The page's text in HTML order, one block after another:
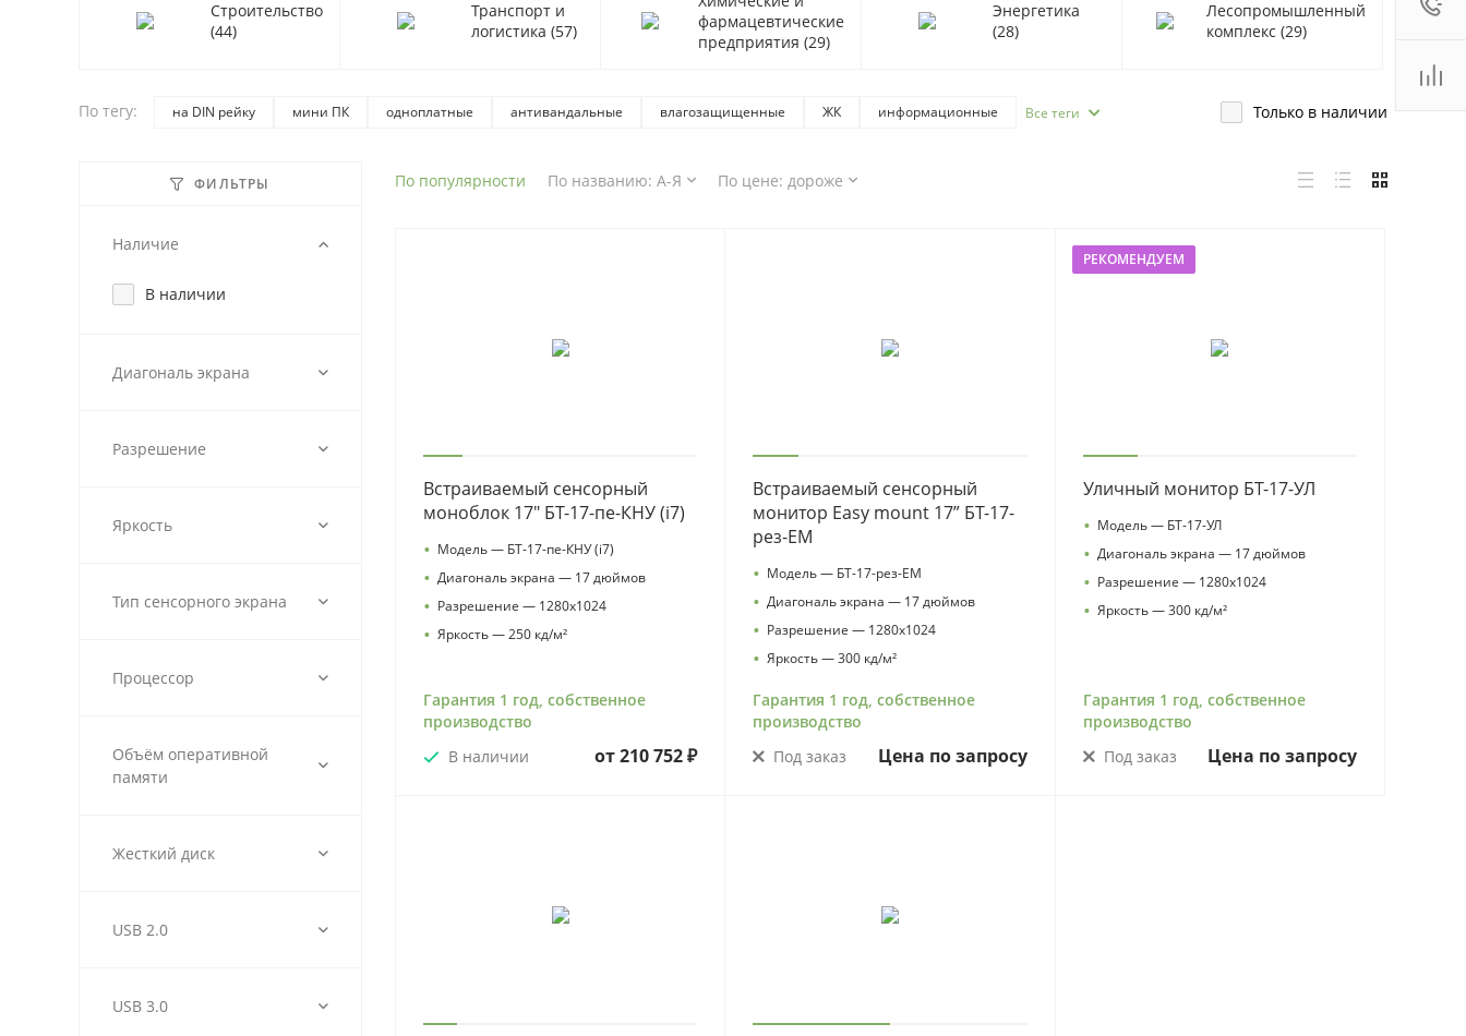
09:00 - 18:00
г. Новосибирск, ул.
Строительство
(44)
Транспорт и
логистика (57)
фармацевтические
предприятия (29)
Энергетика
(28)
Лесопромышленный
комплекс (29)
По тегу: на DIN рейку мини ПК одноплатные антивандальные влагозащищенные ЖК информационные
Все теги
промышленные
Сенсорные мониторы Мониторы 10 дюймов 15 дюймов
Ex
встроенный компьютер
Только в наличии
ФИЛЬТРЫ
Наличие
В наличии
Диагональ экрана
Разрешение
Яркость
Тип сенсорного экрана
Процессор
Объём оперативной
памяти
Жесткий диск
USB 2.0
USB 3.0
По популярности По названию: А-Я По цене: дороже
Встраиваемый сенсорный
моноблок 17" БТ-17-пе-КНУ (i7)
• Модель — БТ-17-пе-КНУ (i7)
• Диагональ экрана — 17 дюймов
• Разрешение — 1280х1024
• Яркость — 250 кд/м²
Гарантия 1 год, собственное
производство
В наличии
от210 752 ₽
Встраиваемый сенсорный
монитор Easy mount 17” БТ-17-
рез-EM
• Модель — БТ-17-рез-EM
• Диагональ экрана — 17 дюймов
• Разрешение — 1280х1024
• Яркость — 300 кд/м²
Гарантия 1 год, собственное
производство
Под заказ
Цена по запросу
РЕКОМЕНДУЕМ
Уличный монитор БТ-17-УЛ
• Модель — БТ-17-УЛ
• Диагональ экрана — 17 дюймов
• Разрешение — 1280х1024
• Яркость — 300 кд/м²
Гарантия 1 год, собственное
производство
Под заказ
Цена по запросу